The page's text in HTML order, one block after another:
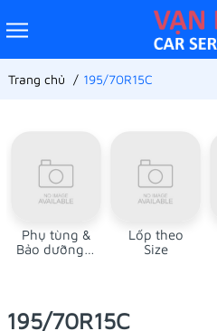
Trang chủ 195/70R15C
Phụ tùng &
Bảo dưỡng ô
Lốp theo
Size
195/70R15C